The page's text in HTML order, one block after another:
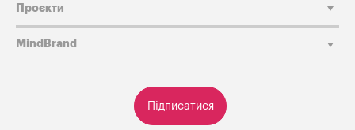
Підписатися
Проєкти
MindBrand